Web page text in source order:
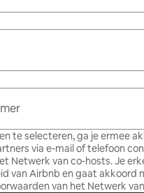
te selecteren, ga je ermee
via e-mail of telefoon
Netwerk van co‑hosts. Je
van Airbnb en gaat akkoord
van het Netwerk